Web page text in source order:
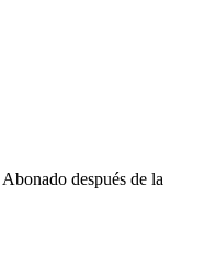
Abonado después de la